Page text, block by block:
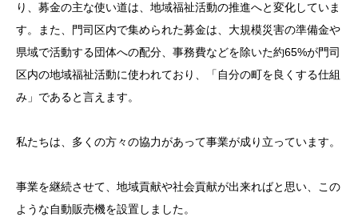
り、募金の主な使い道は、地域福祉活動の推進へと変化していま
す。また、門司区内で集められた募金は、大規模災害の準備金や
県域で活動する団体への配分、事務費などを除いた約65%が門司
区内の地域福祉活動に使われており、「自分の町を良くする仕組
み」であると言えます。
私たちは、多くの方々の協力があって事業が成り立っています。
事業を継続させて、地域貢献や社会貢献が出来ればと思い、この
ような自動販売機を設置しました。